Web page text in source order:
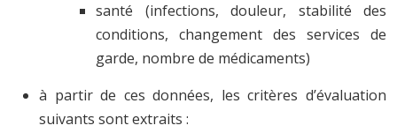
santé (infections, douleur, stabilité des
conditions, changement des services de
garde, nombre de médicaments)
à partir de ces données, les critères d’évaluation
suivants sont extraits :